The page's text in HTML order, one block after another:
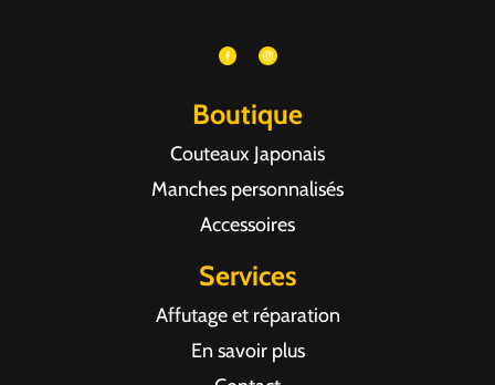
Boutique
Couteaux Japonais
Manches personnalisés
Accessoires
Services
Affutage et réparation
En savoir plus